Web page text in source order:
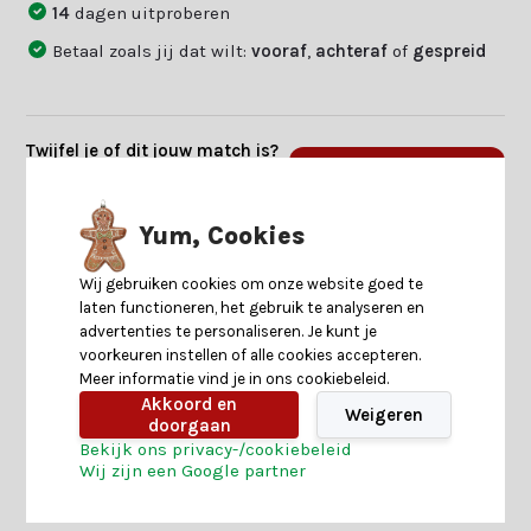
14dagen uitproberen
Betaal zoals jij dat wilt:vooraf achteraf of gespreid
Twijfel je of dit jouw match is?
Productomschrijving
Specificaties
Yum, Cookies
Wij gebruiken cookies om onze website goed te
laten functioneren, het gebruik te analyseren en
advertenties te personaliseren. Je kunt je
voorkeuren instellen of alle cookies accepteren.
Meer informatie vind je in ons cookiebeleid.
Akkoord en
doorgaan
Weigeren
Bekijk ons privacy-/cookiebeleid
Wij zijn een Google partner